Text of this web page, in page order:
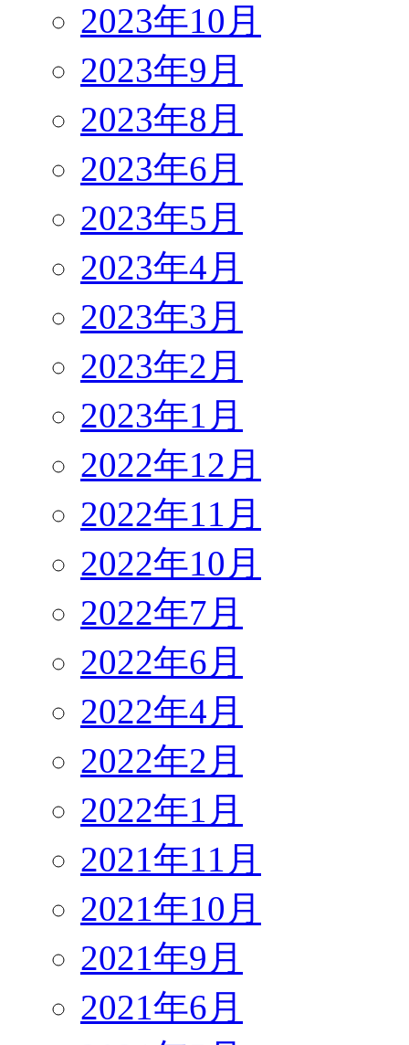
2023年10月
2023年9月
2023年8月
2023年6月
2023年5月
2023年4月
2023年3月
2023年2月
2023年1月
2022年12月
2022年11月
2022年10月
2022年7月
2022年6月
2022年4月
2022年2月
2022年1月
2021年11月
2021年10月
2021年9月
2021年6月